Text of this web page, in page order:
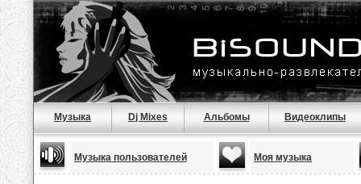
Музыка Dj Mixes Альбомы Видеоклипы
Музыка пользователей Моя музыка